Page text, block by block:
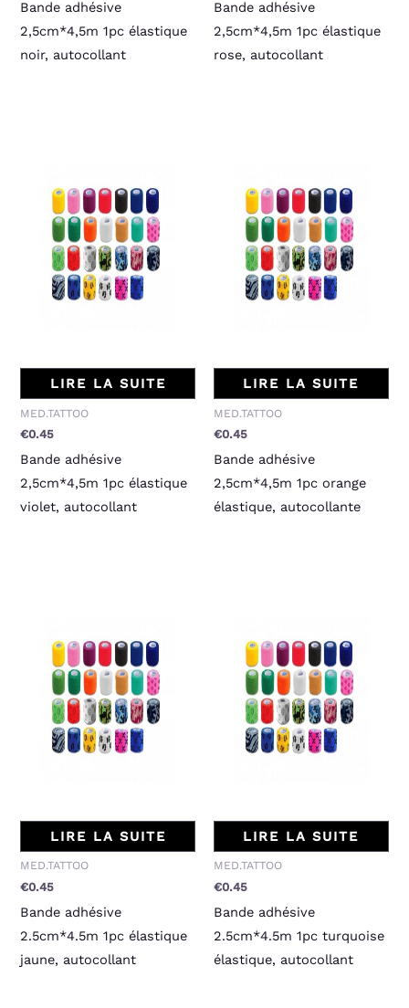
Bande adhésive
2,5cm*4,5m 1pc élastique
noir, autocollant
Bande adhésive
2,5cm*4,5m 1pc élastique
rose, autocollant
LIRE LA SUITE
MED.TATTOO
€0.45
Bande adhésive
2,5cm*4,5m 1pc élastique
violet, autocollant
LIRE LA SUITE
MED.TATTOO
€0.45
Bande adhésive
2,5cm*4,5m 1pc orange
élastique, autocollante
LIRE LA SUITE
MED.TATTOO
€0.45
Bande adhésive
2.5cm*4.5m 1pc élastique
jaune, autocollant
LIRE LA SUITE
MED.TATTOO
€0.45
Bande adhésive
2.5cm*4.5m 1pc turquoise
élastique, autocollant